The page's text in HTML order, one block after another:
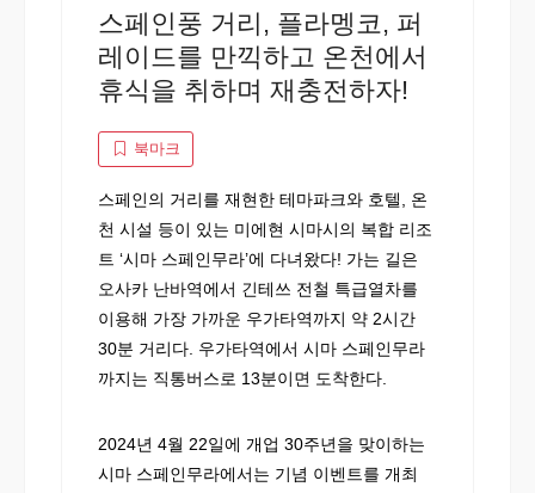
스페인풍 거리, 플라멩코, 퍼
레이드를 만끽하고 온천에서
휴식을 취하며 재충전하자!
북마크
스페인의 거리를 재현한 테마파크와 호텔, 온
천 시설 등이 있는 미에현 시마시의 복합 리조
트 ‘시마 스페인무라’에 다녀왔다! 가는 길은
오사카 난바역에서 긴테쓰 전철 특급열차를
이용해 가장 가까운 우가타역까지 약 2시간
30분 거리다. 우가타역에서 시마 스페인무라
까지는 직통버스로 13분이면 도착한다.
2024년 4월 22일에 개업 30주년을 맞이하는
시마 스페인무라에서는 기념 이벤트를 개최